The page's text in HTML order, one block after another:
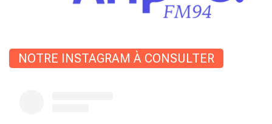
NOTRE INSTAGRAM À CONSULTER